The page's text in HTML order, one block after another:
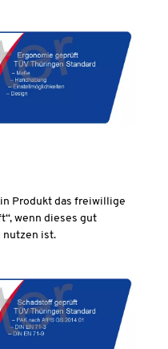
Produkt das freiwillige
wenn dieses gut
nutzen ist.